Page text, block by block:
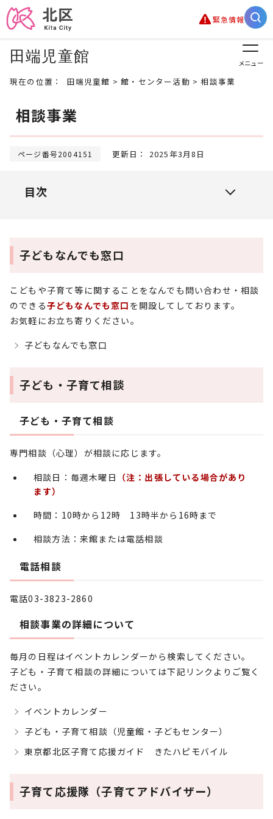
緊急情報
田端児童館 メニュー
現在の位置： 田端児童館 >館・センター活動 > 相談事業
相談事業
ページ番号2004151 更新日： 2025年3月8日
目次
子どもなんでも窓口
こどもや子育て等に関することをなんでも問い合わせ・相談
のできる子どもなんでも窓口 を開設してしております。
お気軽にお立ち寄りください。
子どもなんでも窓口
子ども・子育て相談
子ども・子育て相談
専門相談（心理）が相談に応じます。
相談日：毎週木曜日 （注：出張している場合があり
ます）
時間：10時から12時 13時半から16時まで
相談方法：来館または電話相談
電話相談
電話03-3823-2860
相談事業の詳細について
毎月の日程はイベントカレンダーから検索してください。
子ども・子育て相談の詳細については下記リンクよりご覧く
ださい。
イベントカレンダー
子ども・子育て相談（児童館・子どもセンター）
東京都北区子育て応援ガイド きたハピモバイル
子育て応援隊（子育てアドバイザー）